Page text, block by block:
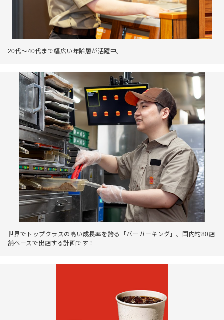
20代～40代まで幅広い年齢層が活躍中。
世界でトップクラスの高い成長率を誇る「バーガーキング」。国内約80店
舗ペースで出店する計画です！